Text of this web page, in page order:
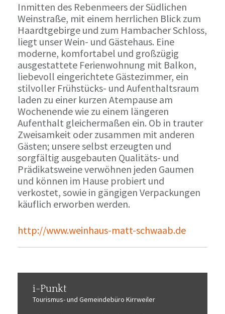
Inmitten des Rebenmeers der Südlichen
Weinstraße, mit einem herrlichen Blick zum
Haardtgebirge und zum Hambacher Schloss,
liegt unser Wein- und Gästehaus. Eine
moderne, komfortabel und großzügig
ausgestattete Ferienwohnung mit Balkon,
liebevoll eingerichtete Gästezimmer, ein
stilvoller Frühstücks- und Aufenthaltsraum
laden zu einer kurzen Atempause am
Wochenende wie zu einem längeren
Aufenthalt gleichermaßen ein. Ob in trauter
Zweisamkeit oder zusammen mit anderen
Gästen; unsere selbst erzeugten und
sorgfältig ausgebauten Qualitäts- und
Prädikatsweine verwöhnen jeden Gaumen
und können im Hause probiert und
verkostet, sowie in gängigen Verpackungen
käuflich erworben werden.
http://www.weinhaus-matt-schwaab.de
i-Punkt
Tourismus-und Gemeindebüro Kirrweiler